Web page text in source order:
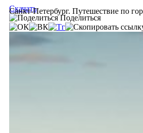
Санкт-Петербург. Путешествие по
Скачать
Поделиться